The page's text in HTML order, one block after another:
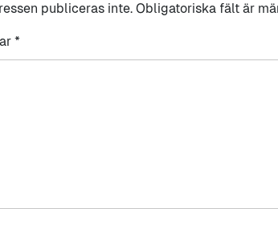
publiceras inte. Obligatoriska fält är
*